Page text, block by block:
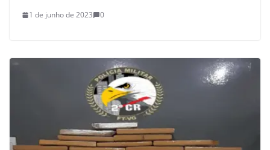
1 de junho de 2023 0